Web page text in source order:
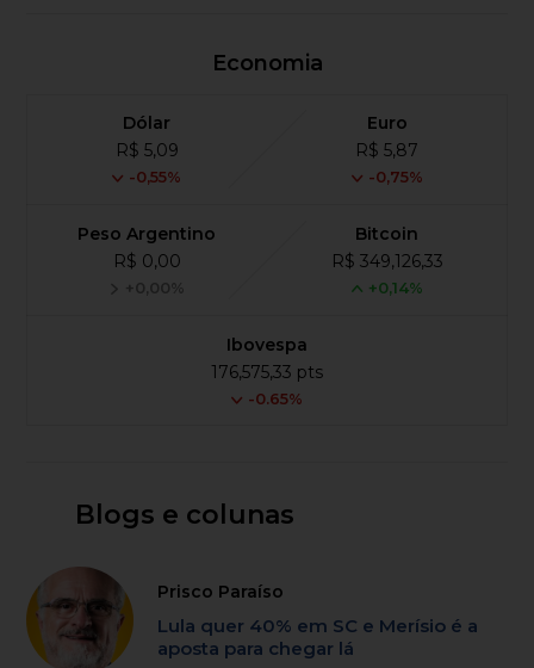
Economia
Dólar
R$ 5,09
-0,55%
Euro
R$ 5,87
-0,75%
Peso Argentino
R$ 0,00
+0,00%
Bitcoin
R$ 349,126,33
+0,14%
Ibovespa
176,575,33 pts
-0.65%
Blogs e colunas
Prisco Paraíso
Lula quer 40% em SC e Merísio é a
aposta para chegar lá